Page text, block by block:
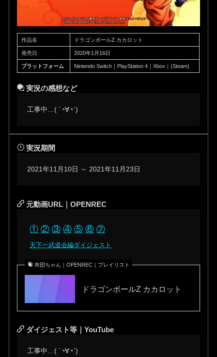
作品名 ドラゴンボールZ カカロット
発売日 2020年1月16日
プラットフォーム Nintendo Switch｜PlayStation 4｜Xbox｜(Steam)
実況の感想など
工事中…( ´◔∀◔`)ゞ
実況期間
2021年11月10日 ～ 2021年11月23日
元動画URL｜OPENREC
① ② ③ ④ ⑤ ⑥ ⑦
天下一武道会編ダイジェスト
布団ちゃん｜OPENREC｜プレイリスト
ドラゴンボールZ カカロット
ダイジェスト等｜YouTube
工事中…( ´◔∀◔`)ゞ